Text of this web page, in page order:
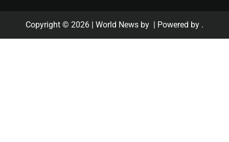
Copyright © 2026 | World News by | Powered by .